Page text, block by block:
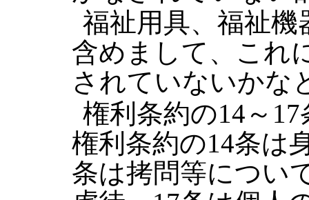
福祉用具、福祉
含めまして、これ
されていないかな
権利条約の14～
権利条約の14条は
条は拷問等につい